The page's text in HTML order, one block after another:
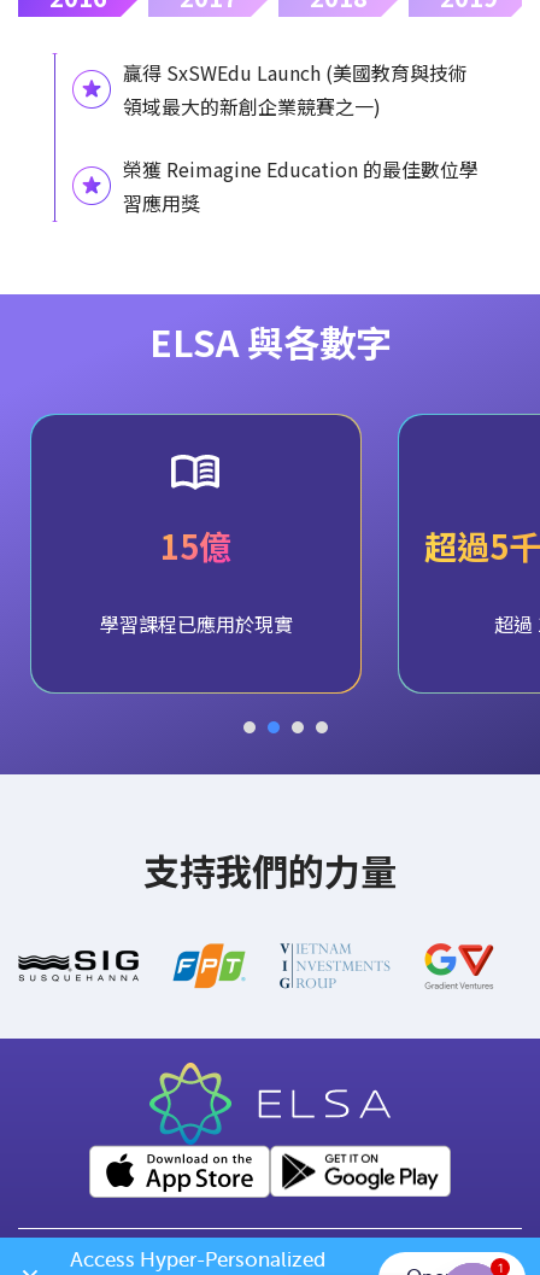
贏得 SxSWEdu Launch (美國教育與技術
領域最大的新創企業競賽之一)
榮獲 Reimagine Education 的最佳數位學
習應用獎
ELSA 與各數字
15億
學習課程已應用於現實
超過5
超過
支持我們的力量
1
Access Hyper-Personalized